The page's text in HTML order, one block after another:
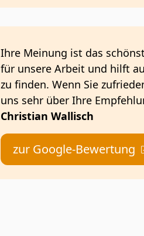
Ihre Meinung ist das
für unsere Arbeit und hilft
zu finden. Wenn Sie
uns sehr über Ihre
Christian Wallisch
zur Google-Bewertung